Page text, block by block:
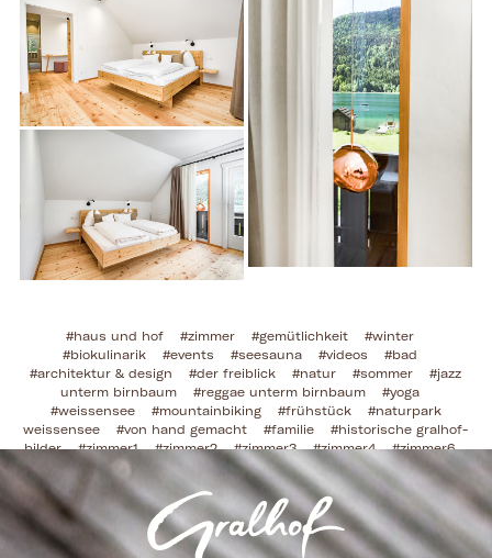
#haus und hof #zimmer #gemütlichkeit
#winter
#biokulinarik
#events #seesauna #videos
#bad
#architektur & design
#der freiblick #natur #sommer
#jazz
unterm birnbaum
#reggae unterm birnbaum
#yoga
#weissensee
#mountainbiking #frühstück
#naturpark
weissensee
#von hand gemacht #familie
#historische gralhof-
bilder
#zimmer1 #zimmer2 #zimmer3 #zimmer4
#zimmer6
#zimmer7
#zimmer8 #zimmer9 #zimmer11
#zimmer12
#zimmer13
#zimmer14 #zimmer15 #zimmer16
#zimmer5
#weissensee klassik
#zimmer10 #herbst